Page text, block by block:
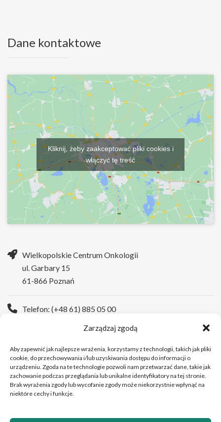
Zarządzaj zgodą
Aby zapewnić jak najlepsze wrażenia, korzystamy z technologii, takich jak pliki
cookie, do przechowywania i/lub uzyskiwania dostępu do informacji o
urządzeniu. Zgoda na te technologie pozwoli nam przetwarzać dane, takie jak
zachowanie podczas przeglądania lub unikalne identyfikatory na tej stronie.
Brak wyrażenia zgody lub wycofanie zgody może niekorzystnie wpłynąć na
niektóre cechy i funkcje.
Dane kontaktowe
Kliknij, żeby zaakceptować pliki cookies i
włączyć tę treść
Wielkopolskie Centrum Onkologii
ul. Garbary 15
61-866 Poznań
Telefon: (+48 61) 885 05 00